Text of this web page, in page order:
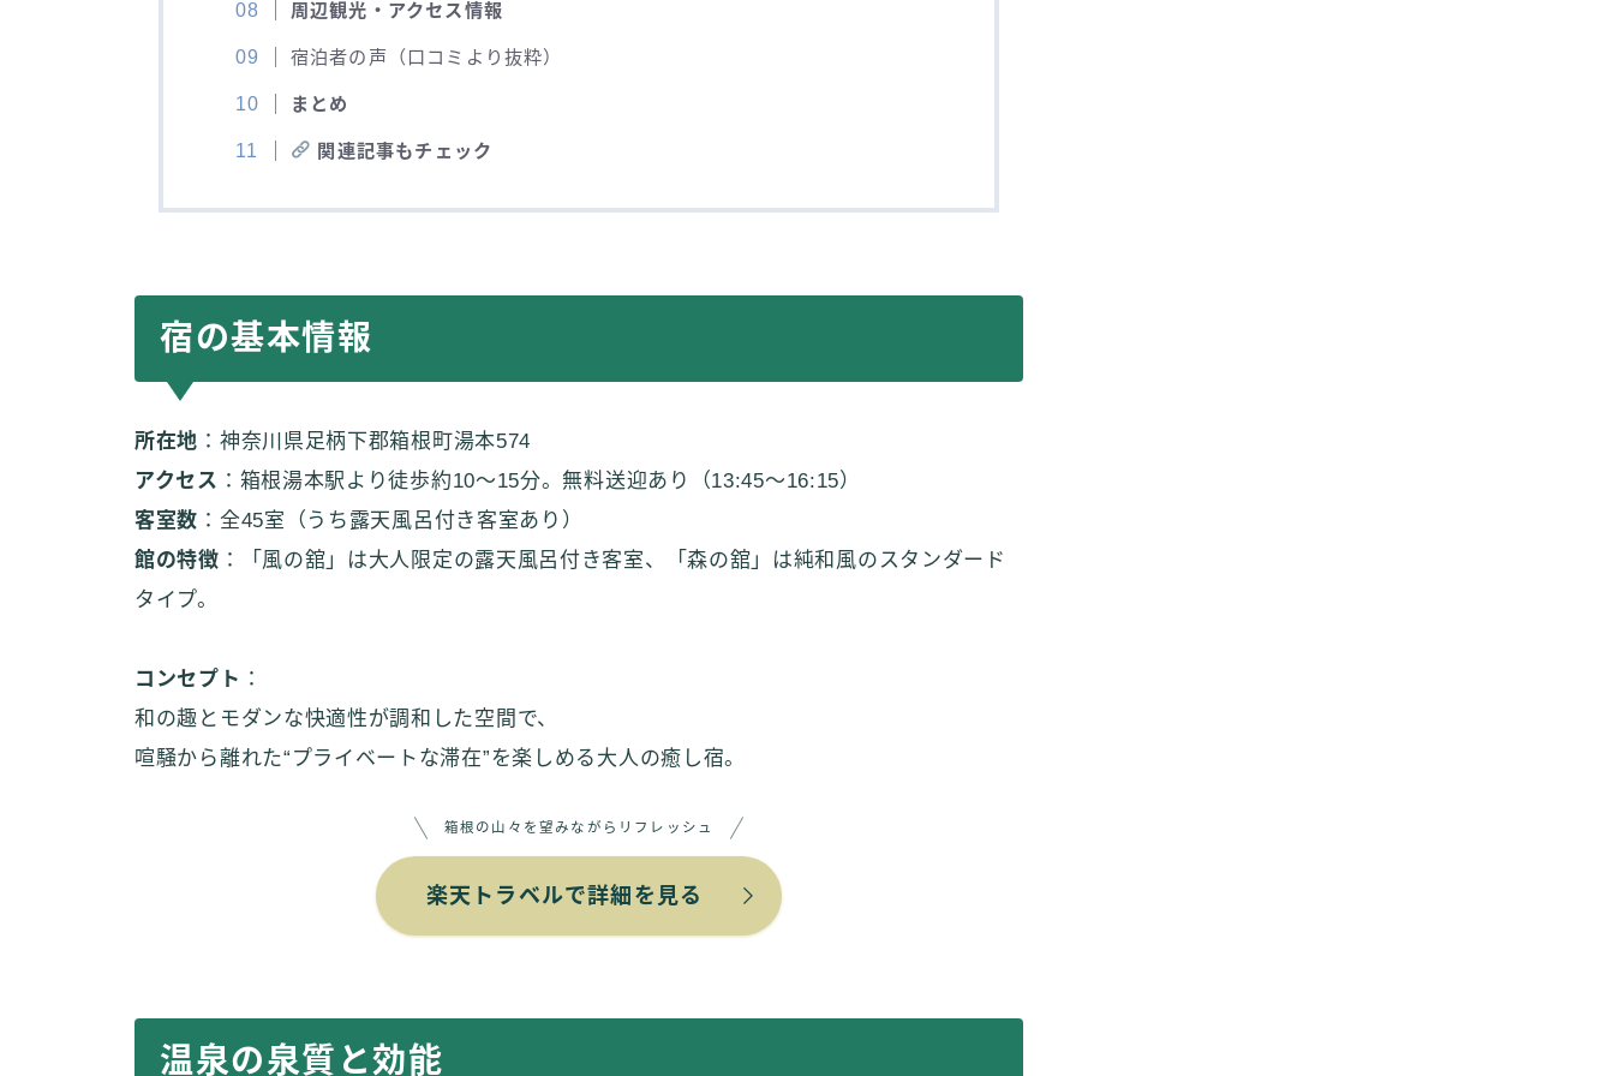
周辺観光・アクセス情報
宿泊者の声（口コミより抜粋）
まとめ
関連記事もチェック
宿の基本情報
所在地 ：神奈川県足柄下郡箱根町湯本574
アクセス ：箱根湯本駅より徒歩約10〜15分。無料送迎あり（13:45〜16:15）
客室数 ：全45室（うち露天風呂付き客室あり）
館の特徴 ：「風の舘」は大人限定の露天風呂付き客室、「森の舘」は純和風のスタンダード
タイプ。
コンセプト ：
和の趣とモダンな快適性が調和した空間で、
喧騒から離れた“プライベートな滞在”を楽しめる大人の癒し宿。
箱根の山々を望みながらリフレッシュ
楽天トラベルで詳細を見る
温泉の泉質と効能